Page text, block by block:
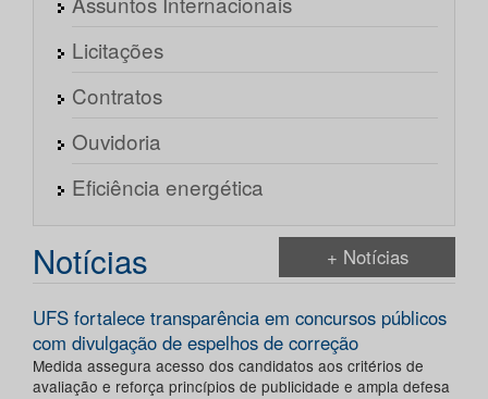
Licitações
Contratos
Ouvidoria
Eficiência energética
Notícias + Notícias
UFS fortalece transparência em concursos públicos
com divulgação de espelhos de correção
Medida assegura acesso dos candidatos aos critérios de
avaliação e reforça princípios de publicidade e ampla defesa